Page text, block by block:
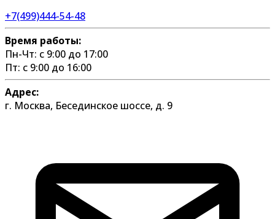
+7(499)444-54-48
Время работы:
Пн-Чт: с 9:00 до 17:00
Пт: с 9:00 до 16:00
Адрес:
г. Москва, Бесединское шоссе, д. 9